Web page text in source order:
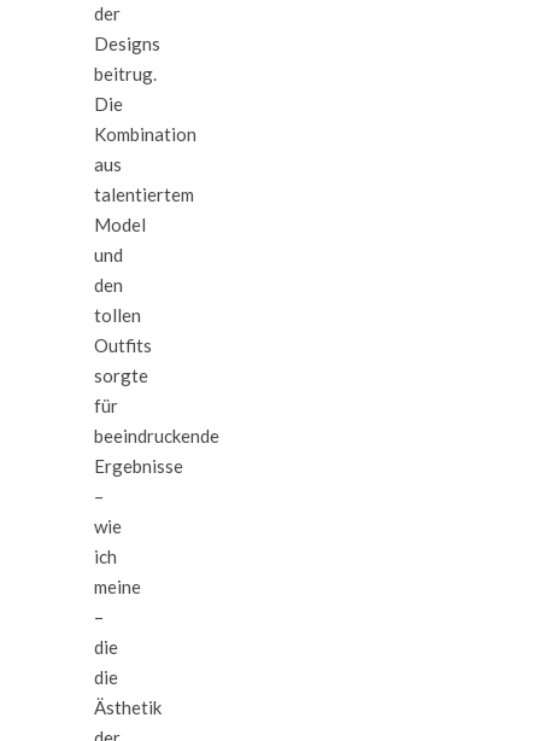
der
Designs
beitrug.
Die
Kombination
aus
talentiertem
Model
und
den
tollen
Outfits
sorgte
für
beeindruckende
Ergebnisse
–
wie
ich
meine
–
die
die
Ästhetik